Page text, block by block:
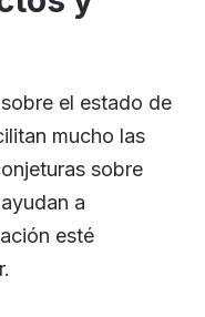
el estado de
mucho las
sobre
a
esté